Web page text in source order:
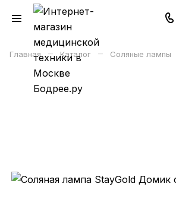
Главная – Каталог – Соляные лампы